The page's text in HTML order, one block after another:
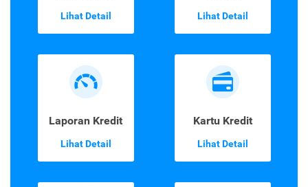
Lihat Detail Lihat Detail
Laporan Kredit
Lihat Detail
Kartu Kredit
Lihat Detail